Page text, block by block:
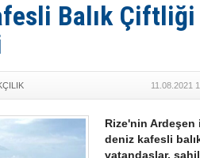
Anadolu
Balık
11.08.2021
Rize'nin Ardeşen
deniz kafesli
vatandaşlar,